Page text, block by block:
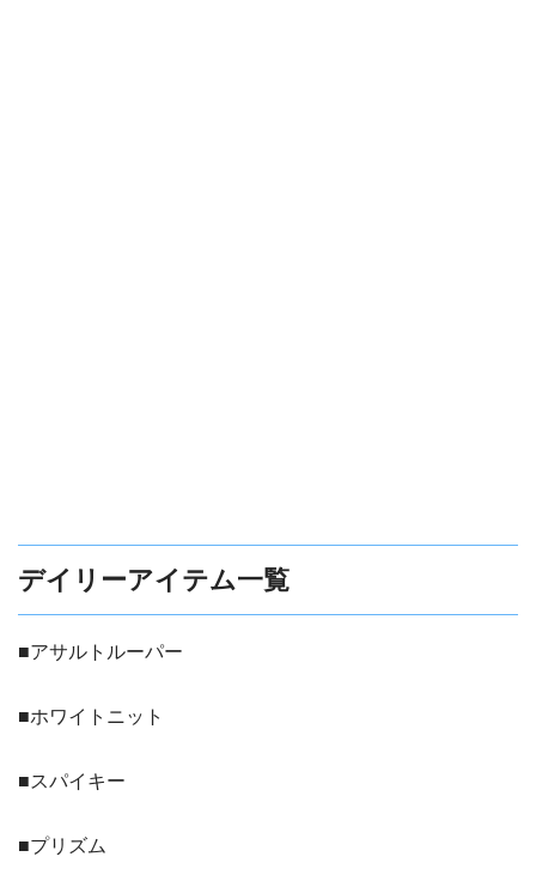
デイリーアイテム一覧
■アサルトルーパー
■ホワイトニット
■スパイキー
■プリズム